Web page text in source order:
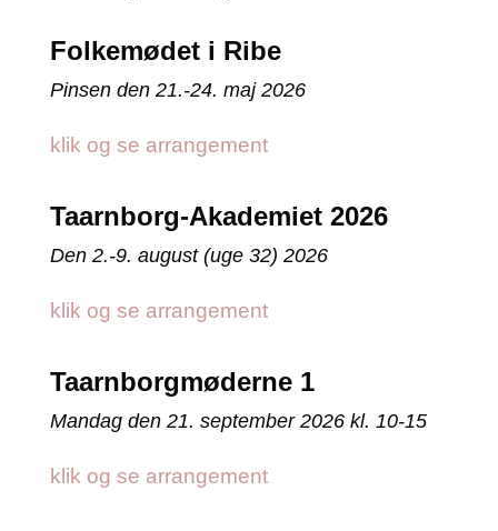
Folkemødet i Ribe
Pinsen den 21.-24. maj 2026
klik og se arrangement
Taarnborg-Akademiet 2026
Den 2.-9. august (uge 32) 2026
klik og se arrangement
Taarnborgmøderne 1
Mandag den 21. september 2026 kl. 10-15
klik og se arrangement